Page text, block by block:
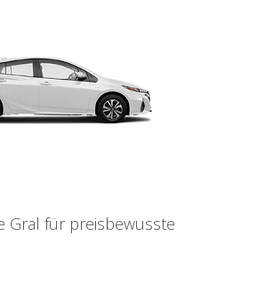
Gral für preisbewusste